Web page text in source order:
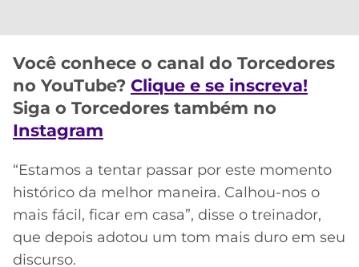
MG
CRUZEIRO
Você conhece o canal do Torcedores
no YouTube? Clique e se inscreva!
Siga o Torcedores também no
Instagram
“Estamos a tentar passar por este momento
histórico da melhor maneira. Calhou-nos o
mais fácil, ficar em casa”, disse o treinador,
que depois adotou um tom mais duro em seu
discurso.